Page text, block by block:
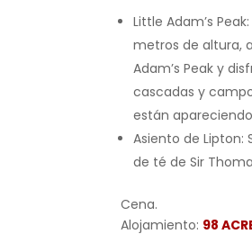
Little Adam’s
metros de altura,
Adam’s Peak y
cascadas y
están
Asiento de
de té de Sir
Cena.
Alojamiento: 98